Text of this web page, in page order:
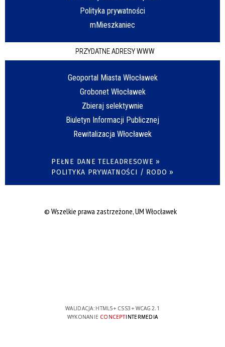
Polityka prywatności
mMieszkaniec
PRZYDATNE ADRESY WWW
Geoportal Miasta Włocławek
Grobonet Włocławek
Zbieraj selektywnie
Biuletyn Informacji Publicznej
Rewitalizacja Włocławek
PEŁNE DANE TELEADRESOWE »
POLITYKA PRYWATNOŚCI / RODO »
© Wszelkie prawa zastrzeżone, UM Włocławek
WALIDACJA: HTML5+ CSS3 + WCAG 2.1
WYKONANIE CONCEPTINTERMEDIA